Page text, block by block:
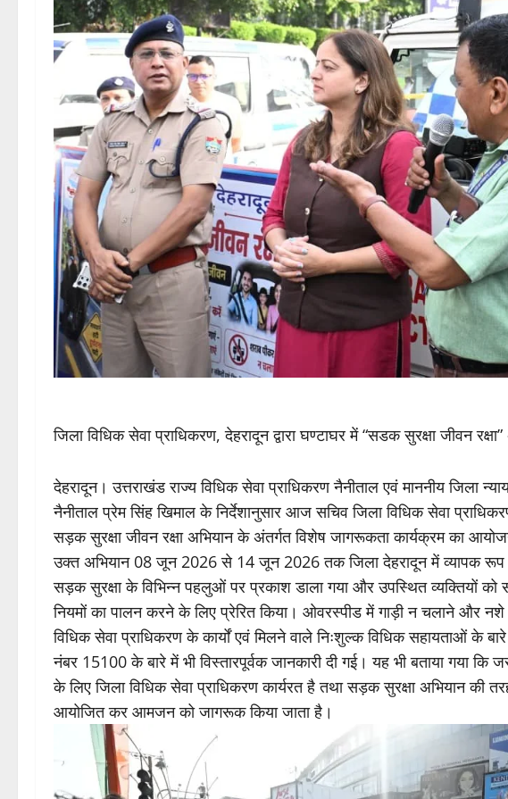
जिला विधिक सेवा प्राधिकरण, देहरादून द्वारा घण्टाघर में “सडक सुरक्षा जीवन
देहरादून। उत्तराखंड राज्य विधिक सेवा प्राधिकरण नैनीताल एवं माननीय जिला
नैनीताल प्रेम सिंह खिमाल के निर्देशानुसार आज सचिव जिला विधिक सेवा
सड़क सुरक्षा जीवन रक्षा अभियान के अंतर्गत विशेष जागरूकता कार्यक्रम का
उक्त अभियान 08 जून 2026 से 14 जून 2026 तक जिला देहरादून में व्यापक रूप से
सड़क सुरक्षा के विभिन्न पहलुओं पर प्रकाश डाला गया और उपस्थित व्यक्तियों
नियमों का पालन करने के लिए प्रेरित किया। ओवरस्पीड में गाड़ी न चलाने और
विधिक सेवा प्राधिकरण के कार्यों एवं मिलने वाले निःशुल्क विधिक सहायताओं के
नंबर 15100 के बारे में भी विस्तारपूर्वक जानकारी दी गई। यह भी बताया गया कि
के लिए जिला विधिक सेवा प्राधिकरण कार्यरत है तथा सड़क सुरक्षा अभियान की
आयोजित कर आमजन को जागरूक किया जाता है।